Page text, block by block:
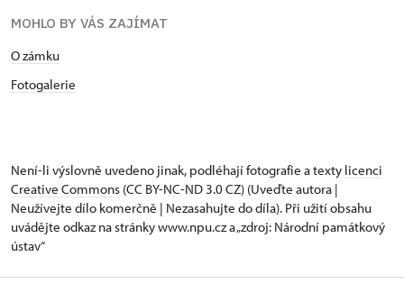
MOHLO BY VÁS ZAJÍMAT
O zámku
Fotogalerie
Není-li výslovně uvedeno jinak, podléhají fotografie a texty licenci
Creative Commons (CC BY-NC-ND 3.0 CZ) (Uveďte autora |
Neužívejte dílo komerčně | Nezasahujte do díla). Při užití obsahu
uvádějte odkaz na stránky www.npu.cz a „zdroj: Národní památkový
ústav“